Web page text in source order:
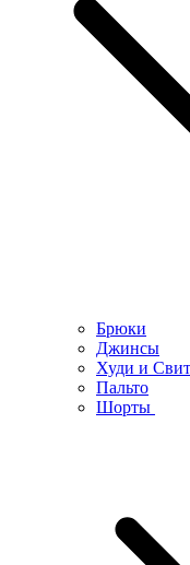
Брюки
Джинсы
Худи и
Пальто
Шорты